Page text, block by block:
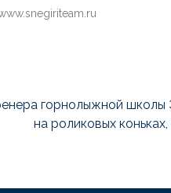
горнолыжной
на роликовых